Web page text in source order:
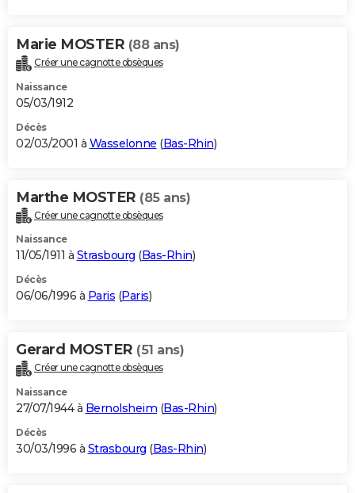
Marie MOSTER (88 ans)
Créer une cagnotte obsèques
Naissance
05/03/1912
Décès
02/03/2001 à Wasselonne (Bas-Rhin)
Marthe MOSTER (85 ans)
Créer une cagnotte obsèques
Naissance
11/05/1911 à Strasbourg (Bas-Rhin)
Décès
06/06/1996 à Paris (Paris)
Gerard MOSTER (51 ans)
Créer une cagnotte obsèques
Naissance
27/07/1944 à Bernolsheim (Bas-Rhin)
Décès
30/03/1996 à Strasbourg (Bas-Rhin)